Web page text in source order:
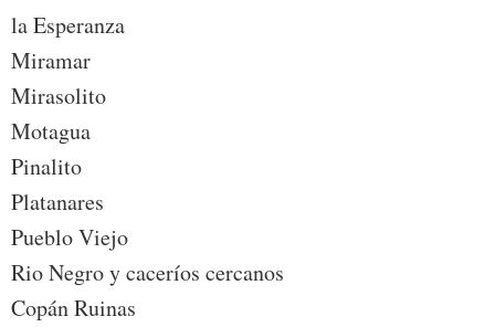
la Esperanza
Miramar
Mirasolito
Motagua
Pinalito
Platanares
Pueblo Viejo
Rio Negro y caceríos cercanos
Copán Ruinas